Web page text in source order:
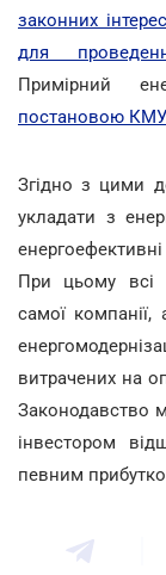
законних
для
Примірний
постановою КМУ
Згідно з цими
укладати з
При цьому всі
самої
витрачених на
Законодавство
інвестором
певним